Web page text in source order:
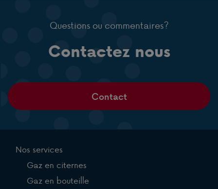
Questions ou commentaires?
Contactez nous
Contact
Nos services
Gaz en citernes
Gaz en bouteille